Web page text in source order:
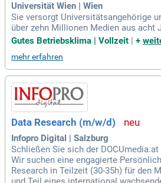
Universität Wien | Wien
Sie versorgt Universitätsangehörige
über zehn Millionen Medien aus acht
Gutes Betriebsklima | Vollzeit
+
mehr erfahren
Data Research (m/w/d)
Infopro Digital | Salzburg
Schließen Sie sich der
Wir suchen eine engagierte
Research in Teilzeit (30-35h) für den